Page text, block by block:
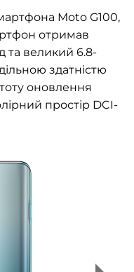
Moto G100,
отримав
та великий 6.8-
здатністю
оновлення
простір DCI-